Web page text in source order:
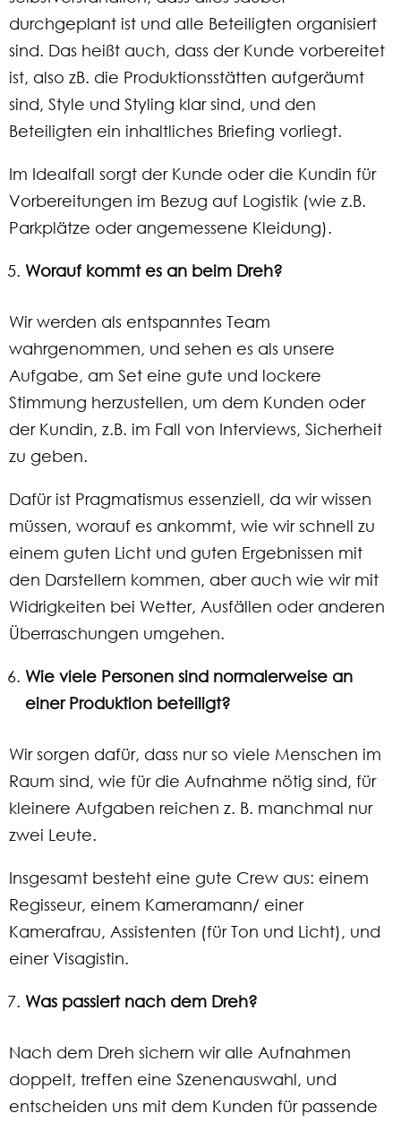
durchgeplant ist und alle Beteiligten organisiert
sind. Das heißt auch, dass der Kunde vorbereitet
ist, also zB. die Produktionsstätten aufgeräumt
sind, Style und Styling klar sind, und den
Beteiligten ein inhaltliches Briefing vorliegt.
Im Idealfall sorgt der Kunde oder die Kundin für
Vorbereitungen im Bezug auf Logistik (wie z.B.
Parkplätze oder angemessene Kleidung).
Worauf kommt es an beim Dreh?
Wir werden als entspanntes Team
wahrgenommen, und sehen es als unsere
Aufgabe, am Set eine gute und lockere
Stimmung herzustellen, um dem Kunden oder
der Kundin, z.B. im Fall von Interviews, Sicherheit
zu geben.
Dafür ist Pragmatismus essenziell, da wir wissen
müssen, worauf es ankommt, wie wir schnell zu
einem guten Licht und guten Ergebnissen mit
den Darstellern kommen, aber auch wie wir mit
Widrigkeiten bei Wetter, Ausfällen oder anderen
Überraschungen umgehen.
Wie viele Personen sind normalerweise an
einer Produktion beteiligt?
Wir sorgen dafür, dass nur so viele Menschen im
Raum sind, wie für die Aufnahme nötig sind, für
kleinere Aufgaben reichen z. B. manchmal nur
zwei Leute.
Insgesamt besteht eine gute Crew aus: einem
Regisseur, einem Kameramann/ einer
Kamerafrau, Assistenten (für Ton und Licht), und
einer Visagistin.
Was passiert nach dem Dreh?
Nach dem Dreh sichern wir alle Aufnahmen
doppelt, treffen eine Szenenauswahl, und
entscheiden uns mit dem Kunden für passende